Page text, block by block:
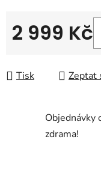
2 999 Kč
Tisk Zeptat
Objednávky
zdrama!